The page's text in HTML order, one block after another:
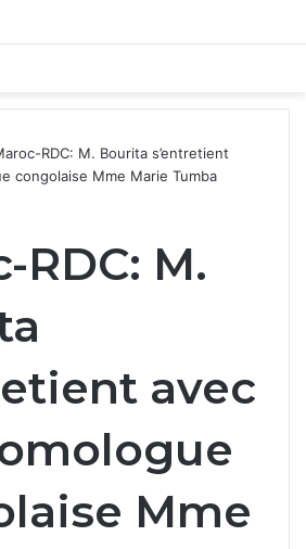
RDC: M. Bourita s’entretient
congolaise Mme Marie Tumba
RDC: M.
avec
Mme